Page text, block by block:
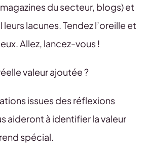
du secteur, blogs) et
lacunes. Tendez l’oreille et
Allez, lancez-vous !
valeur ajoutée ?
issues des réflexions
aideront à identifier la valeur
spécial.